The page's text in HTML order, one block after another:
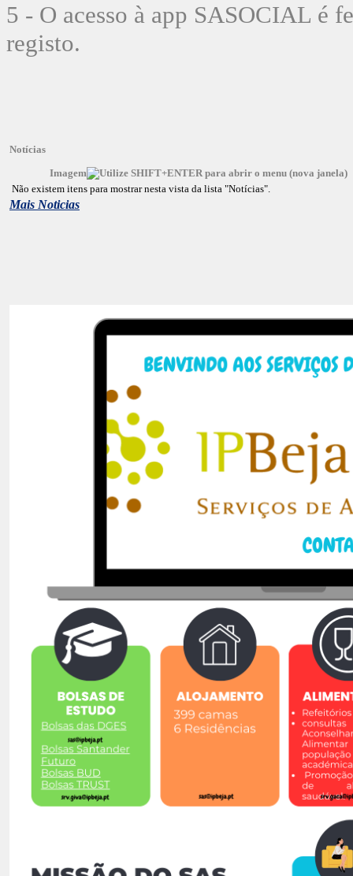
5 - O acesso à app SASOCIAL é
registo.
Notícias
Imagem
Não existem itens para mostrar nesta vista da lista "Notícias".
Mais Noticias